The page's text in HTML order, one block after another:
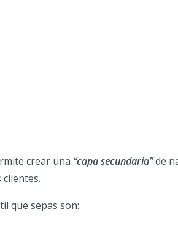
crear una “capa secundaria”de
que sepas son: